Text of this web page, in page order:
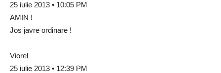
25 iulie 2013 • 10:05 PM
AMIN !
Jos javre ordinare !
Viorel
25 iulie 2013 • 12:39 PM